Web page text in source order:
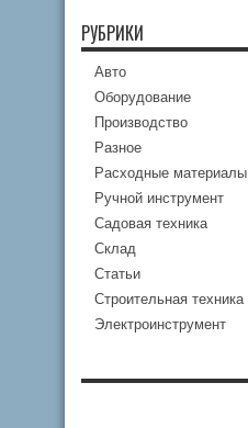
РУБРИКИ
Авто
Оборудование
Производство
Разное
Расходные материалы
Ручной инструмент
Садовая техника
Склад
Статьи
Строительная техника
Электроинструмент